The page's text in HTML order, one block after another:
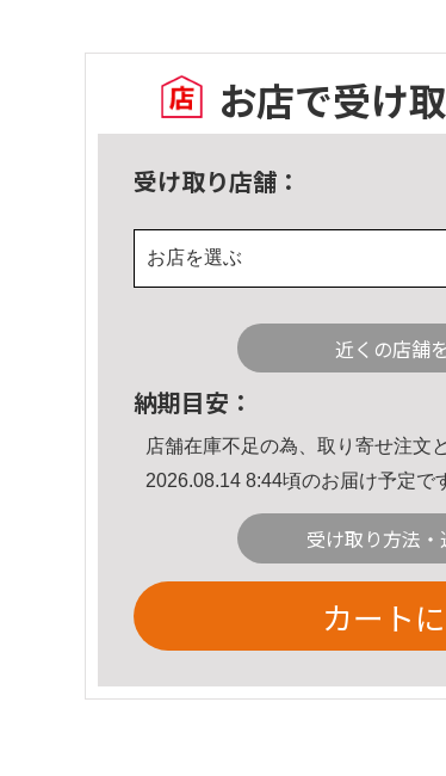
お店で受け
受け取り店舗：
お店を選ぶ
近くの店舗
納期目安：
店舗在庫不足の為、取り寄せ注文
2026.08.14 8:44頃のお届け予定で
受け取り方法
カート